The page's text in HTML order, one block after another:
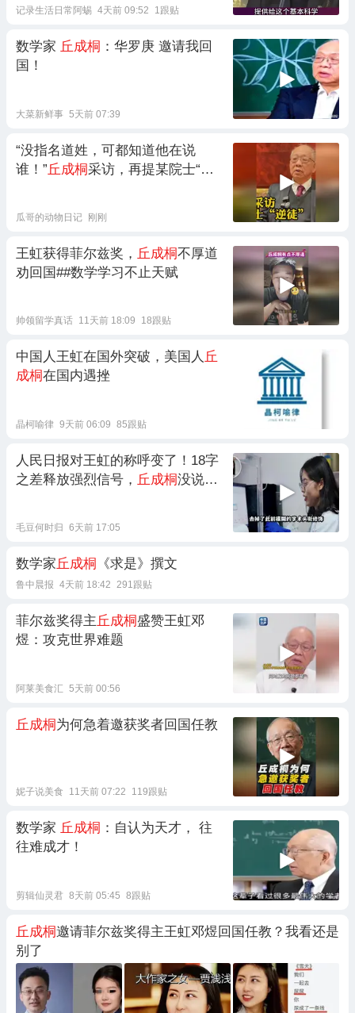
记录生活日常阿蜴 4天前 09:52 1跟贴
数学家 丘成桐 ：华罗庚 邀请我回
国！
大菜新鲜事 5天前 07:39
“没指名道姓，可都知道他在说
谁！” 丘成桐采访，再提某院士“逆
瓜哥的动物日记 刚刚
王虹获得菲尔兹奖， 丘成桐不厚道
劝回国##数学学习不止天赋
帅领留学真话 11天前 18:09 18跟贴
中国人王虹在国外突破，美国人 丘
成桐在国内遇挫
晶柯喻律 9天前 06:09 85跟贴
人民日报对王虹的称呼变了！18字
之差释放强烈信号， 丘成桐没说
毛豆何时归 6天前 17:05
数学家 丘成桐 《求是》撰文
鲁中晨报 4天前 18:42 291跟贴
菲尔兹奖得主 丘成桐盛赞王虹邓
煜：攻克世界难题
阿莱美食汇 5天前 00:56
丘成桐为何急着邀获奖者回国任教
妮子说美食 11天前 07:22 119跟贴
数学家 丘成桐 ：自认为天才， 往
往难成才！
剪辑仙灵君 8天前 05:45 8跟贴
丘成桐邀请菲尔兹奖得主王虹邓煜回国任教？我看还是
别了